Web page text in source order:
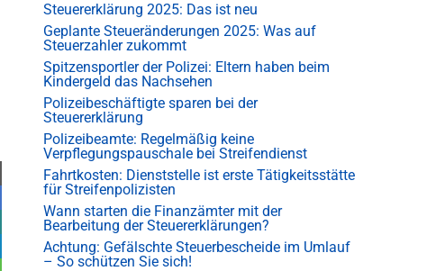
Steuererklärung 2025: Das ist neu
Geplante Steueränderungen 2025: Was auf
Steuerzahler zukommt
Spitzensportler der Polizei: Eltern haben beim
Kindergeld das Nachsehen
Polizeibeschäftigte sparen bei der
Steuererklärung
Polizeibeamte: Regelmäßig keine
Verpflegungspauschale bei Streifendienst
Fahrtkosten: Dienststelle ist erste Tätigkeitsstätte
für Streifenpolizisten
Wann starten die Finanzämter mit der
Bearbeitung der Steuererklärungen?
Achtung: Gefälschte Steuerbescheide im Umlauf
– So schützen Sie sich!